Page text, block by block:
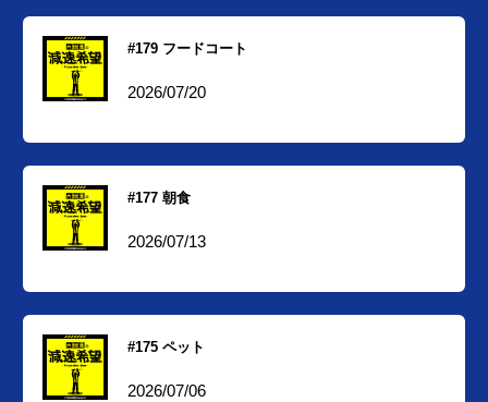
#179 フードコート
2026/07/20
#177 朝食
2026/07/13
#175 ペット
2026/07/06